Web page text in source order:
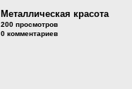
Металлическая красота
200 просмотров
0 комментариев